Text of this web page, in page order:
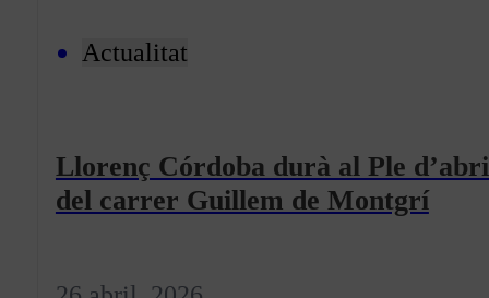
Actualitat
Llorenç Córdoba durà al Ple
del carrer Guillem de Montgrí